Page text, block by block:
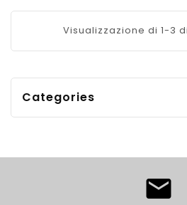
Visualizzazione di 1-3
Categories